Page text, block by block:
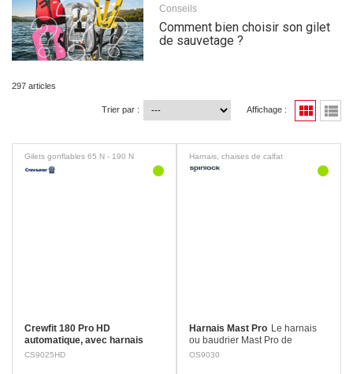
Conseils
Comment bien choisir son gilet
de sauvetage ?
297 articles
Trier par : Affichage : view_module view_list
Gilets gonflables 65 N - 190 N
Crewfit 180 Pro HD
automatique, avec harnais
Gilets de sauvetage gonflables
CS9025HD
Harnais, chaises de calfat
Harnais Mast Pro Le harnais
ou baudrier Mast Pro de
Spinlock est conçu pour une
OS9030